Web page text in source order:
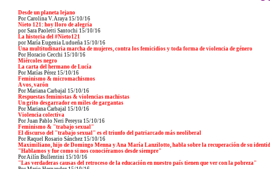
Desde un planeta lejano
Por Carolina V. Araya 15/10/16
Nieto 121: hoy lloro de alegría
por Sara Paoletti Santochi 15/10/16
La historia del #Nieto121
por María Eugenia Ludueña 15/10/16
Una multitudinaria marcha de mujeres, contra los femicidios y toda forma de violencia de género
Por Horacio Cecchi 15/10/16
Miércoles negro
La carta del hermano de Lucía
Por Matías Pérez 15/10/16
Feminismo & micromachismos
A vos, varón
Por Mariana Carbajal 15/10/16
Respuestas feministas & violencias machistas
Un grito desgarrador en miles de gargantas
Por Mariana Carbajal 15/10/16
Violencia colectiva
Por Juan Pablo Neri Pereyra 15/10/16
Feminismo & "trabajo sexual"
El discurso del "trabajo sexual" es el triunfo del patriarcado más neoliberal
Por Raquel Rosario Sánchez 15/10/16
Maximiliano, hijo de Domingo Menna y Ana María Lanzilotto, habla sobre la recuperación de su
"Hablamos y fue como si nos conociéramos desde siempre"
Por Ailín Bullentini 15/10/16
"Las verdaderas causas del retroceso de la educación en nuestro país tienen que ver con la pobreza"